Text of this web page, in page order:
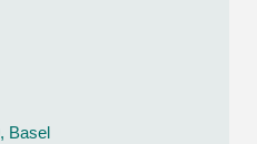
Basel